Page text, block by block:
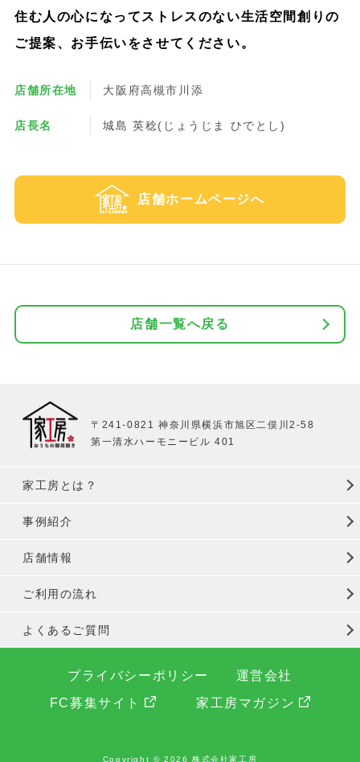
住む人の心になってストレスのない生活空間創りの
ご提案、お手伝いをさせてください。
店舗所在地 大阪府高槻市川添
店長名 城島 英稔(じょうじま ひでとし)
店舗ホームページへ
店舗一覧へ戻る
〒241-0821 神奈川県横浜市旭区二俣川2-58
第一清水ハーモニービル 401
家工房とは？
事例紹介
店舗情報
ご利用の流れ
よくあるご質問
プライバシーポリシー 運営会社
FC募集サイト 家工房マガジン
Copyright © 2026 株式会社家工房